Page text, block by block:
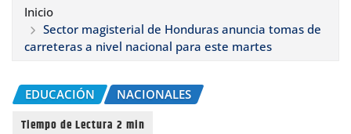
Inicio
Sector magisterial de Honduras anuncia tomas de
carreteras a nivel nacional para este martes
EDUCACIÓN NACIONALES